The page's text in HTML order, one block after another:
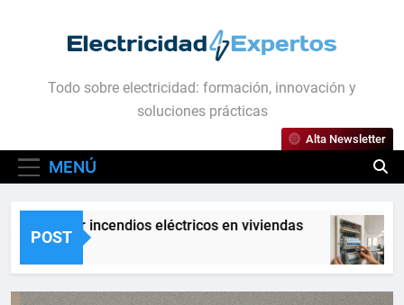
Electricidad Expertos
Todo sobre electricidad: formación, innovación y
soluciones prácticas
MENÚ
Alta Newsletter
POST
incendios eléctricos en viviendas Guía
10 Meses